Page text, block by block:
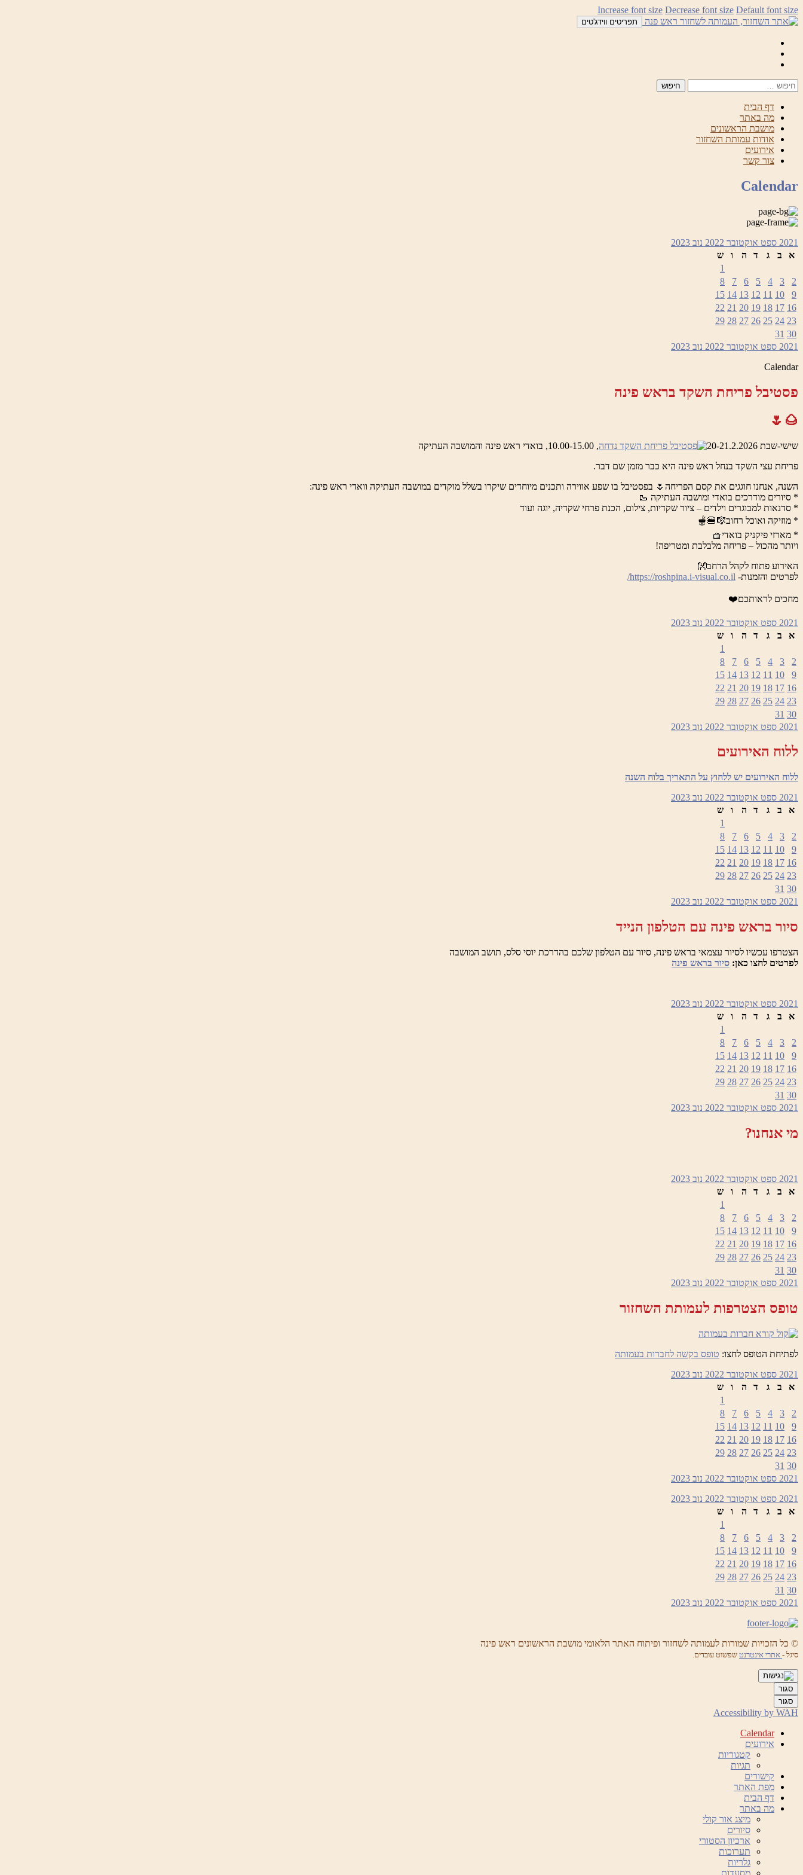
לדלג
לתוכן
Increase font size Decrease font size Default font size
תפריטים ווידג'טים
דף הבית
מה באתר
מושבת הראשונים
אודות עמותת השחזור
אירועים
צור קשר
Calendar
2021 ספט אוקטובר 2022 נוב 2023
א
ב ג ד ה ו
ש
1
2
3
4
5
6
7
8
9
10
11
12
13
14
15
16
17
18
19
20
21
22
23
24
25
26
27
28
29
30
31
2021 ספט אוקטובר 2022 נוב 2023
Calendar
פסטיבל פריחת השקד בראש פינה
🌰🌷
שישי-שבת 20-21.2.2026
, 10.00-15.00, בואדי ראש פינה והמושבה העתיקה
פריחת עצי השקד בנחל ראש פינה היא כבר מזמן שם דבר.
השנה, אנחנו חוגגים את קסם הפריחה🌷 בפסטיבל בו שפע אווירה ותכנים מיוחדים שיקרו בשלל מוקדים במושבה העתיקה וואדי ראש פינה:
* סיורים מודרכים בואדי ומושבה העתיקה 🥾
* סדנאות למבוגרים וילדים – ציור שקדיות, צילום, הכנת פרחי שקדיה, יוגה ועוד
* מוזיקה ואוכל רחוב🎼🍔🫕
* מארזי פיקניק בואדי🧺
ויותר מהכול – פריחה מלבלבת ומטריפה!
האירוע פתוח לקהל הרחב👐
לפרטים והזמנות- https://roshpina.i-visual.co.il/
מחכים לראותכם❤️
2021 ספט אוקטובר 2022 נוב 2023
א
ב ג ד ה ו
ש
1
2
3
4
5
6
7
8
9
10
11
12
13
14
15
16
17
18
19
20
21
22
23
24
25
26
27
28
29
30
31
2021 ספט אוקטובר 2022 נוב 2023
ללוח האירועים
ללוח האירועים יש ללחוץ על התאריך בלוח השנה
2021 ספט אוקטובר 2022 נוב 2023
א
ב ג ד ה ו
ש
1
2
3
4
5
6
7
8
9
10
11
12
13
14
15
16
17
18
19
20
21
22
23
24
25
26
27
28
29
30
31
2021 ספט אוקטובר 2022 נוב 2023
סיור בראש פינה עם הטלפון הנייד
הצטרפו עכשיו לסיור עצמאי בראש פינה, סיור עם הטלפון שלכם בהדרכת יוסי סלס, תושב המושבה
לפרטים לחצו כאן: סיור בראש פינה
2021 ספט אוקטובר 2022 נוב 2023
א
ב ג ד ה ו
ש
1
2
3
4
5
6
7
8
9
10
11
12
13
14
15
16
17
18
19
20
21
22
23
24
25
26
27
28
29
30
31
2021 ספט אוקטובר 2022 נוב 2023
מי אנחנו?
2021 ספט אוקטובר 2022 נוב 2023
א
ב ג ד ה ו
ש
1
2
3
4
5
6
7
8
9
10
11
12
13
14
15
16
17
18
19
20
21
22
23
24
25
26
27
28
29
30
31
2021 ספט אוקטובר 2022 נוב 2023
טופס הצטרפות לעמותת השחזור
לפתיחת הטופס לחצו: טופס בקשה לחברות בעמותה
2021 ספט אוקטובר 2022 נוב 2023
א
ב ג ד ה ו
ש
1
2
3
4
5
6
7
8
9
10
11
12
13
14
15
16
17
18
19
20
21
22
23
24
25
26
27
28
29
30
31
2021 ספט אוקטובר 2022 נוב 2023
2021 ספט אוקטובר 2022 נוב 2023
א
ב ג ד ה ו
ש
1
2
3
4
5
6
7
8
9
10
11
12
13
14
15
16
17
18
19
20
21
22
23
24
25
26
27
28
29
30
31
2021 ספט אוקטובר 2022 נוב 2023
© כל הזכויות שמורות לעמותה לשחזור ופיתוח האתר הלאומי מושבת הראשונים ראש פינה
סיגל - אתרי אינטרנט שפשוט עובדים.
סגור
סגור
Accessibility by WAH
Calendar
אירועים
קטגוריות
תגיות
קישורים
מפת האתר
דף הבית
מה באתר
מיצג אור קולי
סיורים
ארכיון הסטורי
תערוכות
גלריות
מסעדות